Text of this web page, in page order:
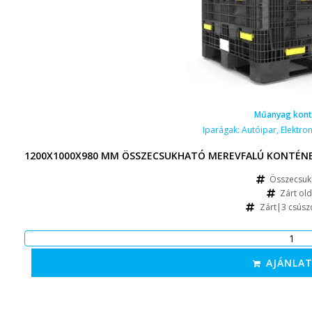
Műanyag
Iparágak: Autóipar,
1200X1000X980 MM ÖSSZECSUKHATÓ MEREVFALÚ
Zárt
Zárt|3